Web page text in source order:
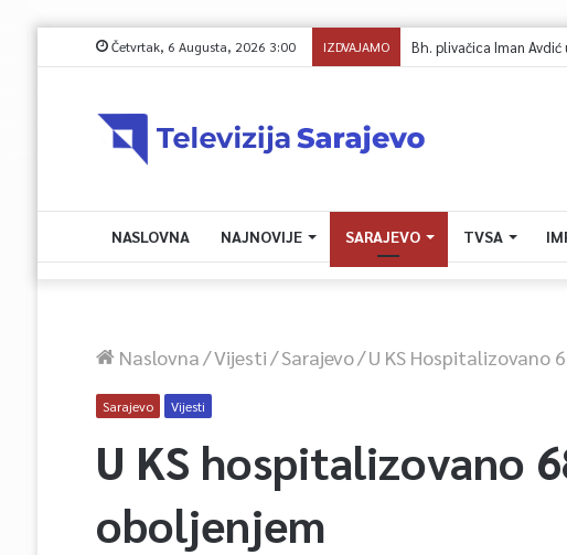
Četvrtak, 6 Augusta, 2026 3:00 IZDVAJAMO
NASLOVNA NAJNOVIJE SARAJEVO TVSA
Naslovna/Vijesti/Sarajevo/U KS Hospitalizovano
Sarajevo Vijesti
U KS hospitalizovano
oboljenjem